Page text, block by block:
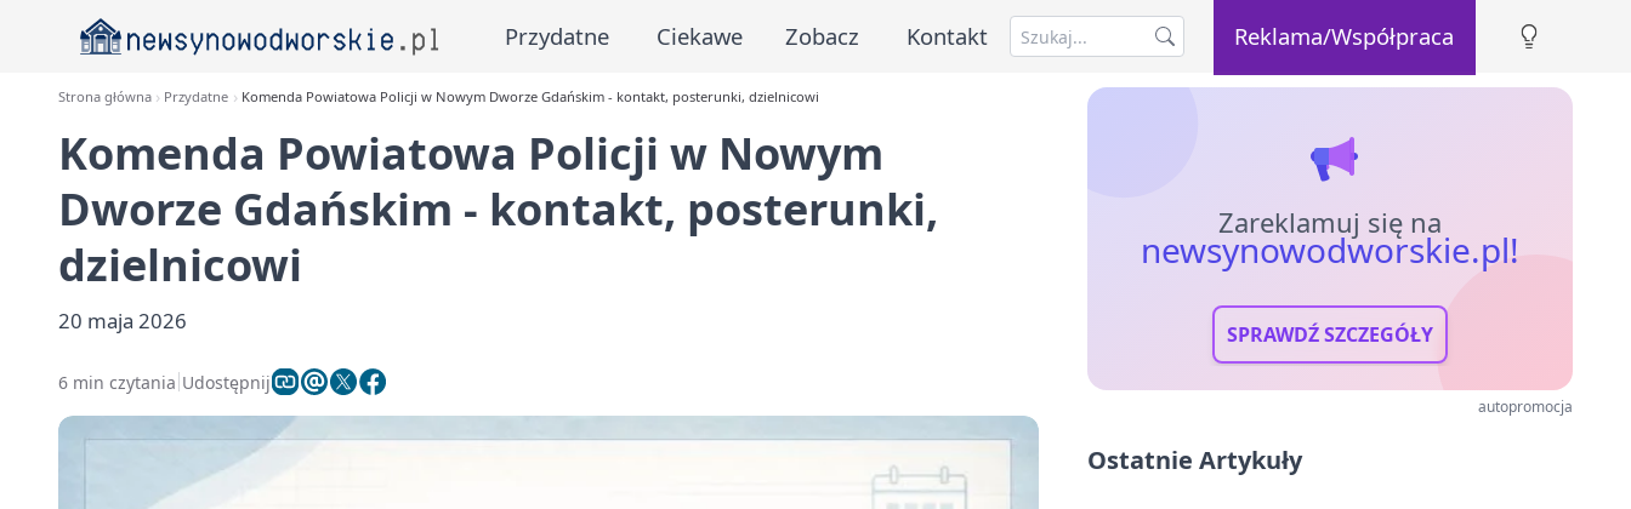
Przydatne Ciekawe Zobacz Kontakt Reklama/Współpraca
Strona główna Przydatne Komenda Powiatowa Policji w Nowym Dworze Gdańskim - kontakt, posterunki, dzielnicowi
Komenda Powiatowa Policji w Nowym
Dworze Gdańskim - kontakt, posterunki,
dzielnicowi
20 maja 2026
6 min czytania Udostępnij
Zareklamuj się na
newsynowodworskie.pl!
SPRAWDŹ SZCZEGÓŁY
autopromocja
Ostatnie Artykuły